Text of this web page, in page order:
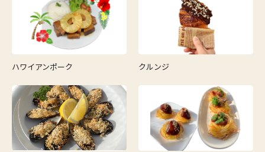
ハワイアンポーク クルンジ